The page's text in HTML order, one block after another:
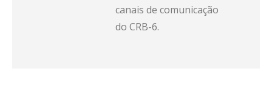
canais de comunicação
do CRB-6.